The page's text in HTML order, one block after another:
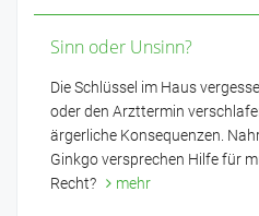
Sinn oder Unsinn?
Die Schlüssel im Haus
oder den Arzttermin
ärgerliche Konsequenzen.
Ginkgo versprechen Hilfe für
Recht?
mehr